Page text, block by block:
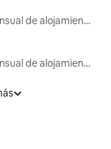
Renta mensual de alojamientos
Renta mensual de alojamientos